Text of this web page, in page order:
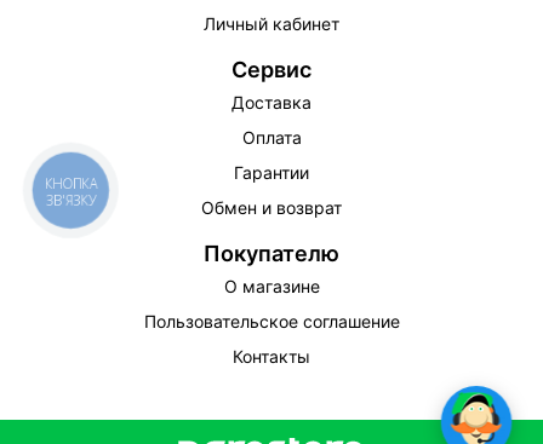
Личный кабинет
Сервис
Доставка
Оплата
Гарантии
Обмен и возврат
Покупателю
О магазине
Пользовательское соглашение
Контакты
КНОПКА
ЗВ'ЯЗКУ